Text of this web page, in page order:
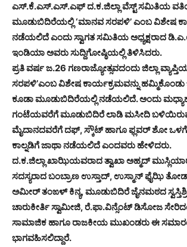
ಎಸ್.ಕೆ.ಎಸ್.ಎಸ್.ಎಫ್ ದ.ಕ.ಜಿಲ್ಲಾ ವೆಸ್ಟ್ ಸಮಿತಿಯ
ಮೂಡುಬಿದಿರೆಯಲ್ಲಿ ‘ಮಾನವ ಸರಪಳಿ’ ಎಂಬ ವಿಶೇಷ
ನಡೆಯಲಿದೆ ಎಂದು ಸ್ವಾಗತ ಸಮಿತಿಯ ಅಧ್ಯಕ್ಷರಾದ
ಇಂಡಿಯಾ ಅವರು ಸುದ್ದಿಗೋಷ್ಠಿಯಲ್ಲಿ ತಿಳಿಸಿದರು.
ಪ್ರತಿ ವರ್ಷ ಜ.26 ಗಣರಾಜ್ಯೋತ್ಸವದಂದು ಜಿಲ್ಲಾ
ಸರಪಳಿ’ಎಂಬ ವಿಶೇಷ ಕಾರ್ಯಕ್ರಮವನ್ನು ಹಮ್ಮಿಕೊಂಡು
ಕೂಡಾ ಮೂಡುಬಿದಿರೆಯಲ್ಲಿ ನಡೆಯಲಿದೆ. ಅಂದು
ಗಂಟೆಯವರೆಗೆ ಮೂಡುಬಿದಿರೆ ಲಾಡಿ ಮಸೀದಿ ಬಳಿಯಿರುವ
ಮೈದಾನದವರೆಗೆ ದಫ್, ಸ್ಕೌಟ್ ಹಾಗೂ ಫ್ಲವರ್ ಶೋ
ಕಾಲ್ನಡಿಗೆ ಜಾಥಾ ನಡೆಯಲಿದೆ ಎಂದವರು ಹೇಳಿದರು.
ದ.ಕ.ಜಿಲ್ಲಾ ಖಾಝಿಯವರಾದ ತ್ವಾಖಾ ಅಹ್ಮದ್
ಸದಸ್ಯರಾದ ಬಂಬ್ರಾಣ ಉಸ್ತಾದ್, ಉಸ್ಮಾನ್ ಫೈಝಿ
ಅಮೀರ್ ತಂಙಳ್ ಕಿನ್ಯ, ಮೂಡುಬಿದಿರೆ ಜೈನಮಠದ
ಚಾರುಕೀರ್ತಿ ಸ್ವಾಮೀಜಿ, ರೆ.ಫಾ.ವಿನ್ಸೆಂಟ್ ಡಿಸೋಜ
ಸಾಮಾಜಿಕ ಹಾಗೂ ರಾಜಕೀಯ ಮುಖಂಡರು ಈ
ಭಾಗವಹಿಸಲಿದ್ದಾರೆ.